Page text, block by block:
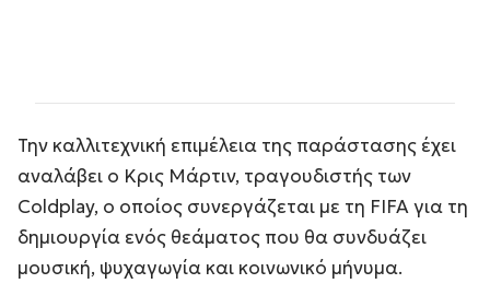
Την καλλιτεχνική επιμέλεια της παράστασης έχει
αναλάβει ο Κρις Μάρτιν, τραγουδιστής των
Coldplay, ο οποίος συνεργάζεται με τη FIFA για τη
δημιουργία ενός θεάματος που θα συνδυάζει
μουσική, ψυχαγωγία και κοινωνικό μήνυμα.